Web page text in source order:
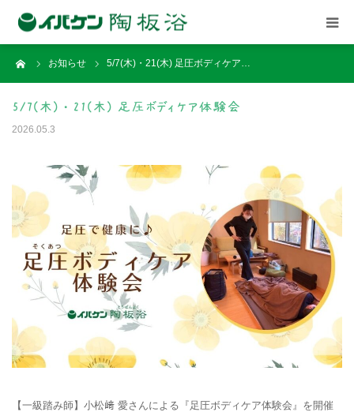
お知らせ 5/7(木)・21(木) 足圧ボディケア…
5/7(木)・21(木) 足圧ボディケア体験会
2026.05.3
【一級踏み師】小松﨑 愛さんによる『足圧ボディケア体験会』を開催
ごあいさつ
記事と体験談
イベント
関連施設